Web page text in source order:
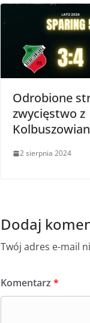
Odrobione
zwycięstwo z
2 sierpnia 2024
Dodaj
Twój adres e-mail
Komentarz *